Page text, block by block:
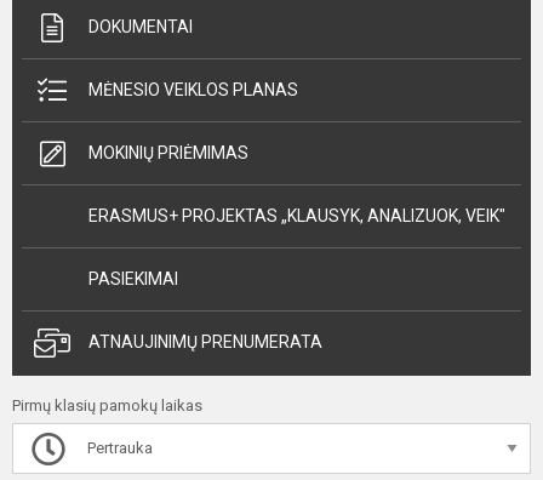
DOKUMENTAI
MĖNESIO VEIKLOS PLANAS
MOKINIŲ PRIĖMIMAS
ERASMUS+ PROJEKTAS „KLAUSYK, ANALIZUOK, VEIK"
PASIEKIMAI
ATNAUJINIMŲ PRENUMERATA
Pirmų klasių pamokų laikas
Pertrauka